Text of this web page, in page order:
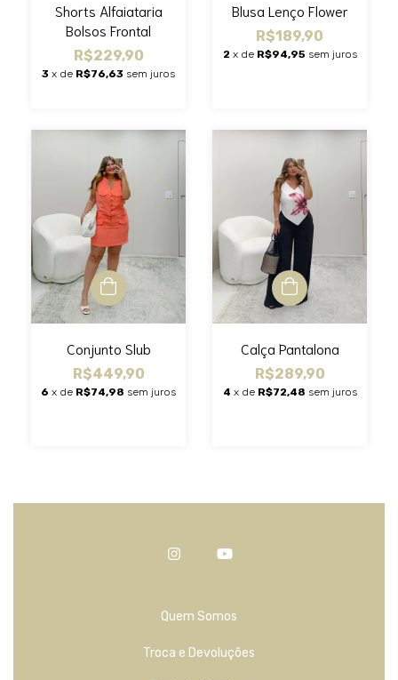
Shorts Alfaiataria
Bolsos Frontal
R$229,90
3 x de R$76,63 sem juros
Blusa Lenço Flower
R$189,90
2 x de R$94,95 sem juros
Conjunto Slub
R$449,90
6 x de R$74,98 sem juros
Calça Pantalona
R$289,90
4 x de R$72,48 sem juros
Quem Somos
Troca e Devoluções